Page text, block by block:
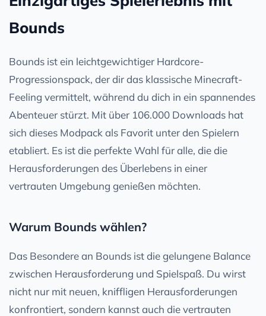
Bounds
Bounds ist ein leichtgewichtiger Hardcore-
Progressionspack, der dir das klassische Minecraft-
Feeling vermittelt, während du dich in ein spannendes
Abenteuer stürzt. Mit über 106.000 Downloads hat
sich dieses Modpack als Favorit unter den Spielern
etabliert. Es ist die perfekte Wahl für alle, die die
Herausforderungen des Überlebens in einer
vertrauten Umgebung genießen möchten.
Warum Bounds wählen?
Das Besondere an Bounds ist die gelungene Balance
zwischen Herausforderung und Spielspaß. Du wirst
nicht nur mit neuen, kniffligen Herausforderungen
konfrontiert, sondern kannst auch die vertrauten